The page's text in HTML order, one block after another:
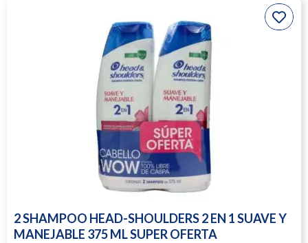
2 SHAMPOO HEAD-SHOULDERS 2 EN 1 SUAVE Y
MANEJABLE 375 ML SUPER OFERTA